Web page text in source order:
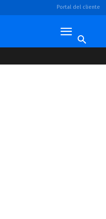
Portal del cliente